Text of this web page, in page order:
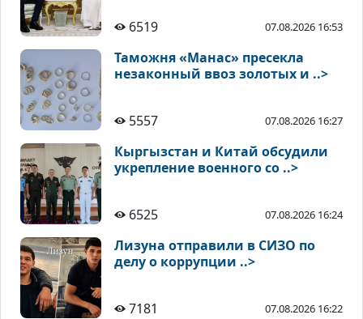
6519 07.08.2026 16:53
Таможня «Манас» пресекла
незаконный ввоз золотых и ..>
5557 07.08.2026 16:27
Кыргызстан и Китай обсудили
укрепление военного со ..>
6525 07.08.2026 16:24
Лизуна отправили в СИЗО по
делу о коррупции ..>
7181 07.08.2026 16:22